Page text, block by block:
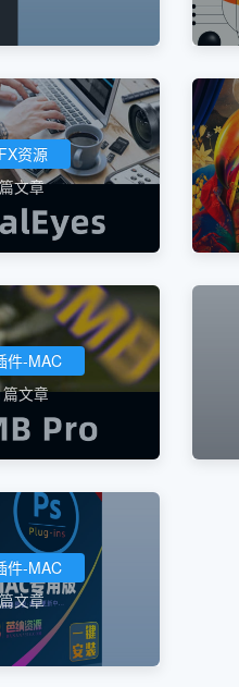
资源
文章
件-MAC
文章
件-MAC
文章